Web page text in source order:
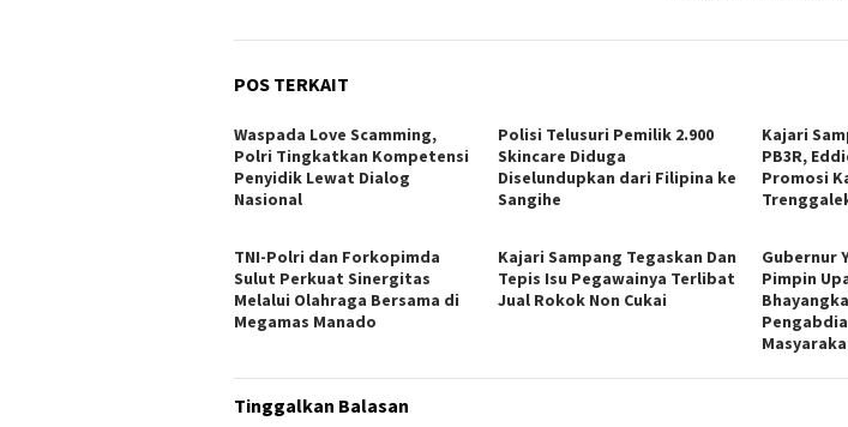
POS TERKAIT
Waspada Love Scamming,
Polri Tingkatkan Kompetensi
Penyidik Lewat Dialog
Nasional
Polisi Telusuri Pemilik 2.900
Skincare Diduga
Diselundupkan dari Filipina ke
Sangihe
Kajari
PB3R,
Promosi
TNI-Polri dan Forkopimda
Sulut Perkuat Sinergitas
Melalui Olahraga Bersama di
Megamas Manado
Kajari Sampang Tegaskan Dan
Tepis Isu Pegawainya Terlibat
Jual Rokok Non Cukai
Gubernur
Pimpin
Tinggalkan Balasan